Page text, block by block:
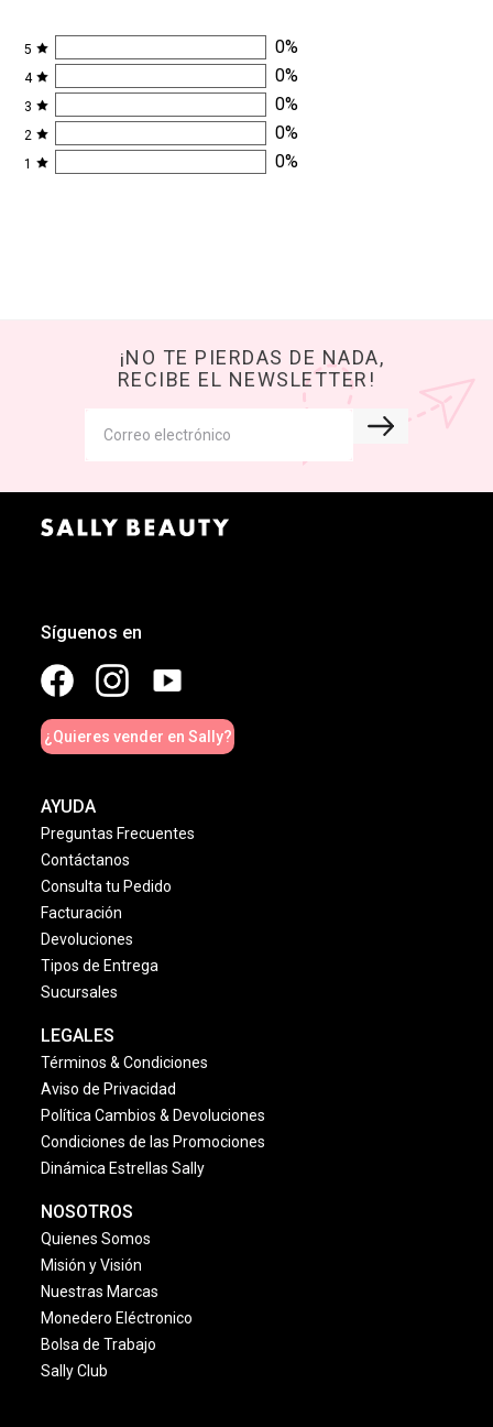
5 0%
4 0%
3 0%
2 0%
1 0%
¡NO TE PIERDAS DE NADA,
RECIBE EL NEWSLETTER!
Síguenos en
¿Quieres vender en Sally?
AYUDA
Preguntas Frecuentes
Contáctanos
Consulta tu Pedido
Facturación
Devoluciones
Tipos de Entrega
Sucursales
LEGALES
Términos & Condiciones
Aviso de Privacidad
Política Cambios & Devoluciones
Condiciones de las Promociones
Dinámica Estrellas Sally
NOSOTROS
Quienes Somos
Misión y Visión
Nuestras Marcas
Monedero Eléctronico
Bolsa de Trabajo
Sally Club